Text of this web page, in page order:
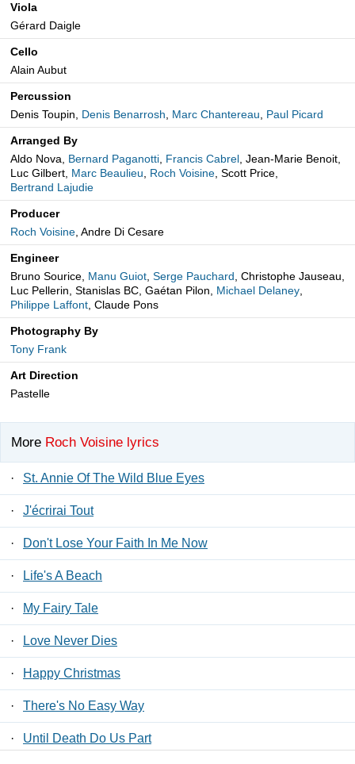
Viola
Gérard Daigle
Cello
Alain Aubut
Percussion
Denis Toupin, Denis Benarrosh, Marc Chantereau, Paul Picard
Arranged By
Aldo Nova, Bernard Paganotti, Francis Cabrel, Jean-Marie Benoit,
Luc Gilbert, Marc Beaulieu, Roch Voisine, Scott Price,
Bertrand Lajudie
Producer
Roch Voisine, Andre Di Cesare
Engineer
Bruno Sourice, Manu Guiot, Serge Pauchard, Christophe Jauseau,
Luc Pellerin, Stanislas BC, Gaétan Pilon, Michael Delaney,
Philippe Laffont, Claude Pons
Photography By
Tony Frank
Art Direction
Pastelle
More Roch Voisine lyrics
· St. Annie Of The Wild Blue Eyes
· J'écrirai Tout
· Don't Lose Your Faith In Me Now
· Life's A Beach
· My Fairy Tale
· Love Never Dies
· Happy Christmas
· There's No Easy Way
· Until Death Do Us Part